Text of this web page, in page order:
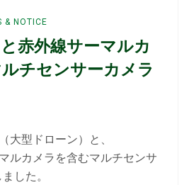
& NOTICE
赤外線サーマルカ
チセンサーカメラ
型ドローン）と、
ルカメラを含むマルチセンサ
した。